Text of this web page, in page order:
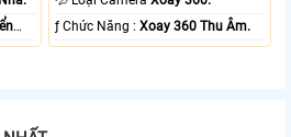
️ƒ Chức Năng :Xoay 360 Thu Âm.